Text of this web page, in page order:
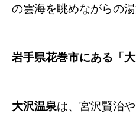
の雲海を眺めながらの湯
岩手県花巻市にある 「
大沢温泉は、宮沢賢治